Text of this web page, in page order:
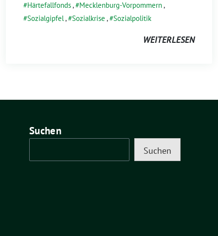
Härtefallfonds, Mecklenburg-Vorpommern,
Sozialgipfel, Sozialkrise , Sozialpolitik
WEITERLESEN
Suchen
Suchen